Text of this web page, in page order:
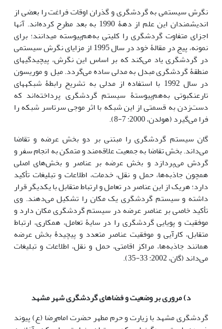
نگرش سیستمی به گردشگری و گذران اوقات فراغت را بعضی از
اندیشمندان این علم از دهۀ 1990 به بعد مطرح کرده‌اند. آن­ها
اجزای متفاوت گردشگری را کلیتی به‌هم‌پیوسته می­دانند؛ برای
نمونه، پیج در مقالۀ خود در سال 1995 از مزایای نگرش سیستمی
در گردشگری یاد می‌کند که بر اساس این نگرش، پیچیدگی­های
منطقۀ گردشگری مبدل به مدلی ساده می‌گردد. میل و موریسون
در سال 1992 با استفاده از مدلی به تشریح رابطۀ شبکه­های
تارعنکبوتی به‌هم‌پیوستۀ سیستم گردشگری پرداخته‌اند که
دست‌زدن به قسمتی از این شبکه با اثر موجی سرتاسر شبکه را
فرا می‌گیرد (هولدن، 2000: 7-8).
گان سیستم گردشگری را مبتنی بر دو بخش عرضه و تقاضا
می‌داند. بخش تقاضا به جمعیت علاقه‌مند و متمکن به انجام سفر و
گردش می‌پردازد و بخش عرضه بر عناصر و بخش‌های اصلی
همچون جاذبه‌ها، حمل و نقل، خدمات، اطلاعات و تبلیغات تأکید
دارد؛ هریک از این عناصر در تعامل و ارتباط متقابل با یکدیگر قرار
داشته و سیستم گردشگری یک مکان را تشکیل می‌دهند. وی
تأکید خاصی بر عناصر عرضه در سیستم گردشگری مکان دارد و
موفقیت و پویایی گردشگری را در سایۀ تعامل، همکاری، ارتباط
متقابل، کارآیی و موفقیت عناصر متعدد و پیچیدۀ بخش عرضه
همانند جاذبه‌ها، مراکز اقامتی، حمل و نقل، اطلاعات و تبلیغات
می‌داند (گان، 2002: 33-35).
د) مروری بر وضعیت و فضاهای گردشگری شهر مشهد
گردشگری مشهد با زیارت و حرم مطهر حضرت امام‌رضا (ع) پیوند